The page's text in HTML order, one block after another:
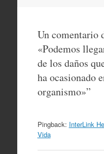
Un comentario
«Podemos
de los daños
ha ocasionado
organismo»”
Pingback: InterLink
Vida